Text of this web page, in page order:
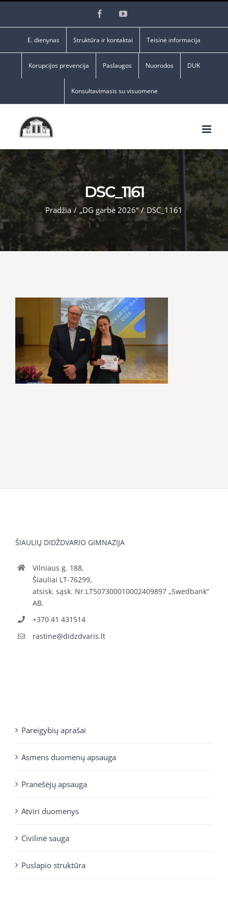
FacebookYouTube
E. dienynas Struktūra ir kontaktai Teisinė informacija
Korupcijos prevencija Paslaugos Nuorodos DUK
Konsultavimasis su visuomene
DSC_1161
Pradžia / „DG garbė 2026“ / DSC_1161
ŠIAULIŲ DIDŽDVARIO GIMNAZIJA
Vilniaus g. 188,
Šiauliai LT-76299,
atsisk. sąsk. Nr.LT507300010002409897 „Swedbank“
AB.
+370 41 431514
rastine@didzdvaris.lt
Pareigybių aprašai
Asmens duomenų apsauga
Pranešėjų apsauga
Atviri duomenys
Civilinė sauga
Puslapio struktūra